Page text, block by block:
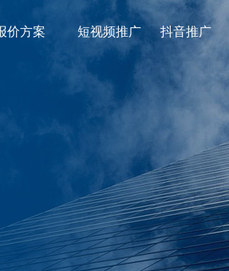
价方案 短视频推广 抖音推广